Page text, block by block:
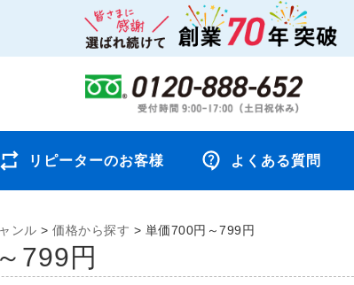
リピーターのお客様 よくある質問
ンル > 価格から探す > 単価700円～799円
799円